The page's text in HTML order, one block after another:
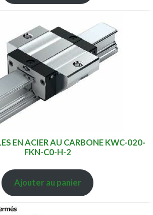
EN ACIER AU CARBONE KWC-020-
FKN-C0-H-2
Ajouter au panier